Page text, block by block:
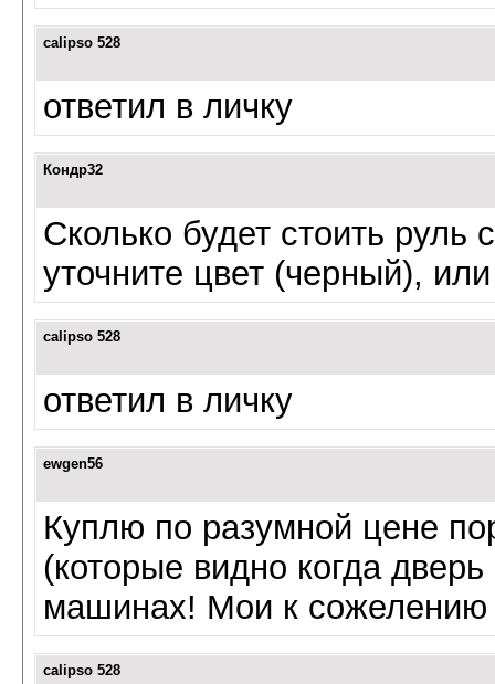
calipso 528
ответил в личку
Кондр32
Сколько будет стоить
уточните цвет (черный),
calipso 528
ответил в личку
ewgen56
Куплю по разумной цене
(которые видно когда
машинах! Мои к сожелению
calipso 528